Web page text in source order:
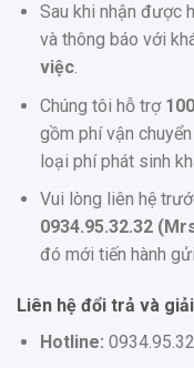
Sau khi nhận được
và thông báo với
việc.
Chúng tôi hỗ trợ
gồm phí vận
loại phí phát sinh
Vui lòng liên hệ
0934.95.32.32
đó mới tiến hành
Liên hệ đổi trả và
Hotline: